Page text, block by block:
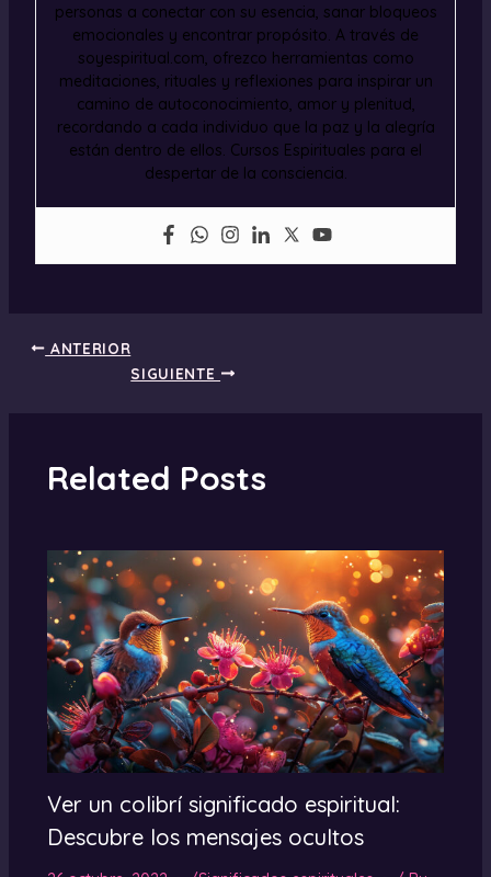
personas a conectar con su esencia, sanar bloqueos
emocionales y encontrar propósito. A través de
soyespiritual.com, ofrezco herramientas como
meditaciones, rituales y reflexiones para inspirar un
camino de autoconocimiento, amor y plenitud,
recordando a cada individuo que la paz y la alegría
están dentro de ellos. Cursos Espirituales para el
despertar de la consciencia.
ANTERIOR
SIGUIENTE
Related Posts
Ver un colibrí significado espiritual:
Descubre los mensajes ocultos